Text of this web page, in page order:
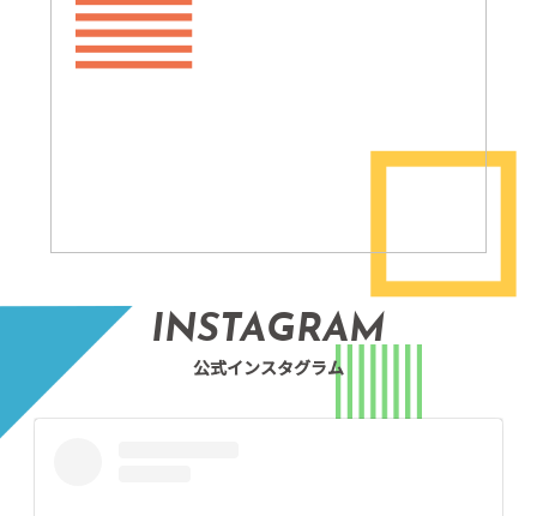
INSTAGRAM
公式インスタグラム